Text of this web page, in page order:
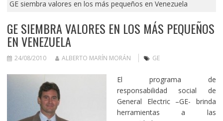
GE siembra valores en los más pequeños en Venezuela
GE SIEMBRA VALORES EN LOS MÁS PEQUEÑOS
EN VENEZUELA
24/08/2010 ALBERTO MARÍN MORÁN GE
El programa de
responsabilidad social de
General Electric –GE- brinda
herramientas a las